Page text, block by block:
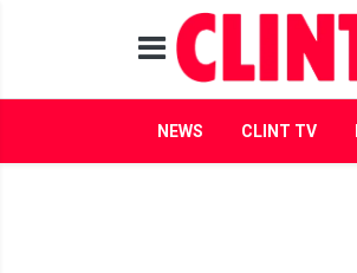
NEWS CLINT TV